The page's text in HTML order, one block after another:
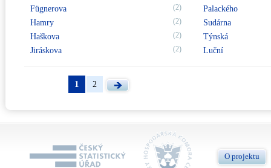
Fügnerova (2)
Hamry (2)
Haškova (2)
Jiráskova (2)
Palackého
Sudárna
Týnská
Luční
1 2
O projektu